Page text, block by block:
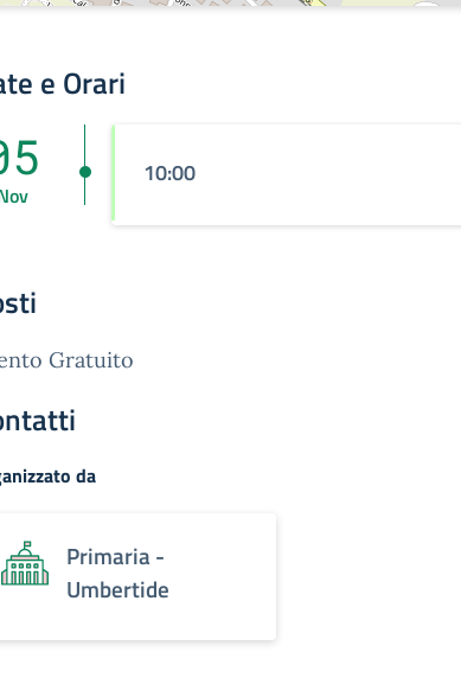
e Orari
10:00
Gratuito
da
Primaria -
Umbertide